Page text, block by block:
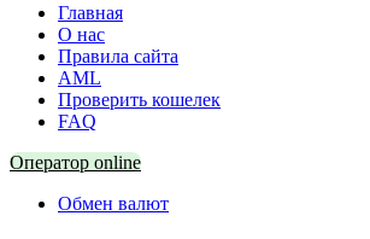
Главная
О нас
Правила сайта
AML
Проверить кошелек
FAQ
Оператор online
Обмен валют